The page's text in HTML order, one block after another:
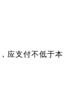
应支付不低于本